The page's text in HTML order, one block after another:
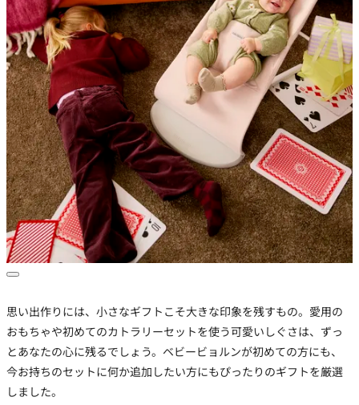
思い出作りには、小さなギフトこそ大きな印象を残すもの。愛用の
おもちゃや初めてのカトラリーセットを使う可愛いしぐさは、ずっ
とあなたの心に残るでしょう。ベビービョルンが初めての方にも、
今お持ちのセットに何か追加したい方にもぴったりのギフトを厳選
しました。